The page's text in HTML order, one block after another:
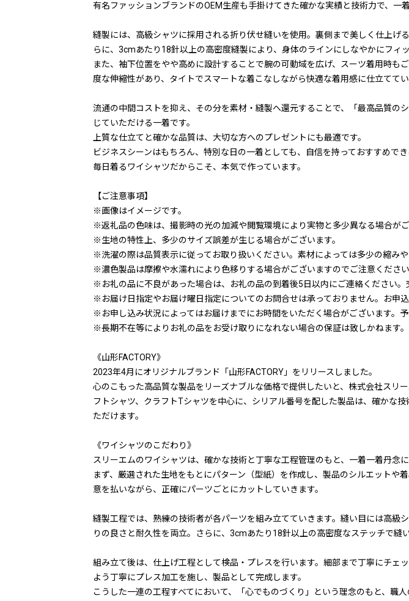
有名ファッションブランドのOEM生産も手掛けてきた確かな実績と技術力で、一
縫製には、高級シャツに採用される折り伏せ縫いを使用。裏側まで美しく仕上
らに、3cmあたり18針以上の高密度縫製により、身体のラインにしなやかにフィ
また、袖下位置をやや高めに設計することで腕の可動域を広げ、スーツ着用時
度な伸縮性があり、タイトでスマートな着こなしながら快適な着用感に仕立ててい
流通の中間コストを抑え、その分を素材・縫製へ還元することで、「最高品質
じていただける一着です。
上質な仕立てと確かな品質は、大切な方へのプレゼントにも最適です。
ビジネスシーンはもちろん、特別な日の一着としても、自信を持っておすすめでき
毎日着るワイシャツだからこそ、本気で作っています。
【ご注意事項】
※画像はイメージです。
※返礼品の色味は、撮影時の光の加減や閲覧環境により実物と多少異なる場合がご
※生地の特性上、多少のサイズ誤差が生じる場合がございます。
※洗濯の際は品質表示に従ってお取り扱いください。素材によっては多少の縮みや
※濃色製品は摩擦や水濡れにより色移りする場合がございますのでご注意ください
※お礼の品に不良があった場合は、お礼の品の到着後5日以内にご連絡ください。
※お届け日指定やお届け曜日指定についてのお問合せは承っておりません。お申込
※お申し込み状況によってはお届けまでにお時間をいただく場合がございます。予
※長期不在等によりお礼の品をお受け取りになれない場合の保証は致しかねます。
《山形FACTORY》
2023年4月にオリジナルブランド「山形FACTORY」をリリースしました。
心のこもった高品質な製品をリーズナブルな価格で提供したいと、株式会社スリ
フトシャツ、クラフトTシャツを中心に、シリアル番号を配した製品は、確かな
ただけます。
《ワイシャツのこだわり》
スリーエムのワイシャツは、確かな技術と丁寧な工程管理のもと、一着一着丹念に
まず、厳選された生地をもとにパターン（型紙）を作成し、製品のシルエット
意を払いながら、正確にパーツごとにカットしていきます。
縫製工程では、熟練の技術者が各パーツを組み立てていきます。縫い目には高
りの良さと耐久性を両立。さらに、3cmあたり18針以上の高密度なステッチで縫
組み立て後は、仕上げ工程として検品・プレスを行います。細部まで丁寧にチ
よう丁寧にプレス加工を施し、製品として完成します。
こうした一連の工程すべてにおいて、「心でものづくり」という理念のもと、職